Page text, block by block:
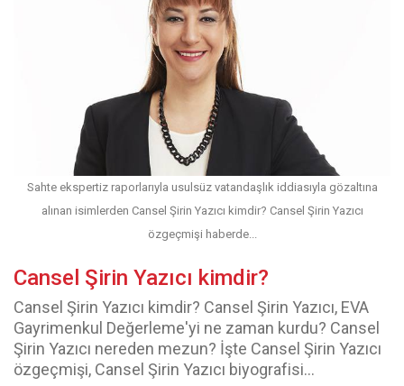
Sahte ekspertiz raporlarıyla usulsüz vatandaşlık iddiasıyla gözaltına
alınan isimlerden Cansel Şirin Yazıcı kimdir? Cansel Şirin Yazıcı
özgeçmişi haberde...
Cansel Şirin Yazıcı kimdir?
Cansel Şirin Yazıcı kimdir? Cansel Şirin Yazıcı, EVA
Gayrimenkul Değerleme'yi ne zaman kurdu? Cansel
Şirin Yazıcı nereden mezun? İşte Cansel Şirin Yazıcı
özgeçmişi, Cansel Şirin Yazıcı biyografisi...